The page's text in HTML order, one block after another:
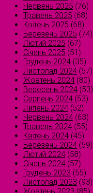
Червень 2025 (76)
Травень 2025 (68)
Квітень 2025 (68)
Березень 2025 (74)
Лютий 2025 (67)
Січень 2025 (51)
Грудень 2024 (35)
Листопад 2024 (57)
Жовтень 2024 (80)
Вересень 2024 (53)
Серпень 2024 (53)
Липень 2024 (52)
Червень 2024 (63)
Травень 2024 (55)
Квітень 2024 (45)
Березень 2024 (59)
Лютий 2024 (58)
Січень 2024 (57)
Грудень 2023 (55)
Листопад 2023 (93)